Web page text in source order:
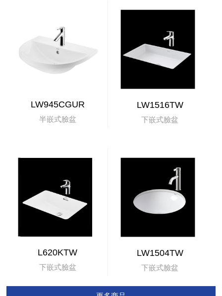
LW945CGUR
半嵌式臉盆
LW1516TW
下嵌式臉盆
L620KTW
下嵌式臉盆
LW1504TW
下嵌式臉盆